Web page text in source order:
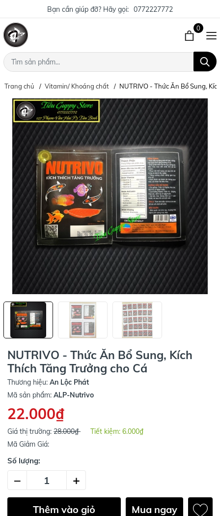
Bạn cần giúp đỡ? Hãy gọi: 0772227772
0
Trang chủ Vitamin/ Khoáng chất NUTRIVO - Thức Ăn Bổ Sung,
NUTRIVO - Thức Ăn Bổ Sung, Kích
Thích Tăng Trưởng cho Cá
Thương hiệu: An Lộc Phát
Mã sản phẩm: ALP-Nutrivo
22.000₫
Giá thị trường: 28.000₫ Tiết kiệm: 6.000₫
Mã Giảm Giá:
Số lượng:
– +
Thêm vào giỏ Mua ngay